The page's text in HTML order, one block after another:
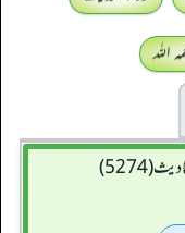
اللہ
(5274)